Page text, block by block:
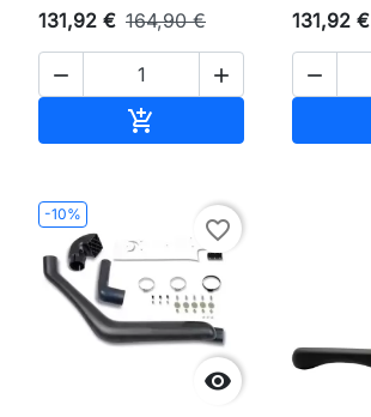
131,92 € 164,90 €
 

131,92 €

-10%

favorite_border